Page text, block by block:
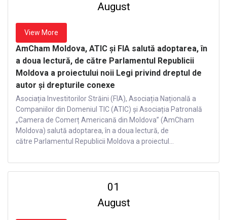
August
View More
AmCham Moldova, ATIC și FIA salută adoptarea, în
a doua lectură, de către Parlamentul Republicii
Moldova a proiectului noii Legi privind dreptul de
autor și drepturile conexe
Asociația Investitorilor Străini (FIA), Asociația Națională a
Companiilor din Domeniul TIC (ATIC) și Asociația Patronală
„Camera de Comerț Americană din Moldova” (AmCham
Moldova) salută adoptarea, în a doua lectură, de
către Parlamentul Republicii Moldova a proiectul...
01
August